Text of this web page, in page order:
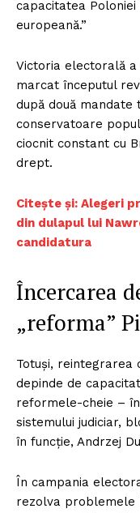
capacitatea
europeană.”
Victoria electorală a
marcat începutul
după două
conservatoare
ciocnit constant cu
drept.
Citește și: Alegeri
din dulapul lui
candidatura
Încercarea
„reforma”
Totuși, reintegrarea
depinde de
reformele-cheie –
sistemului judiciar,
în funcție, Andrzej
În campania
rezolva problemele